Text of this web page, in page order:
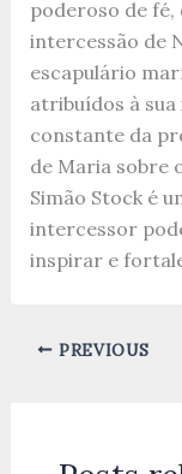
poderoso de fé,
intercessão de
escapulário
atribuídos à
constante da
de Maria sobre
Simão Stock é
intercessor
inspirar e
PREVIOUS